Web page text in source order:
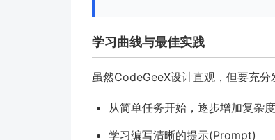
学习曲线与最佳实践
虽然CodeGeeX设计直观，但要充分
从简单任务开始，逐步增加复杂度
学习编写清晰的提示(Prompt)